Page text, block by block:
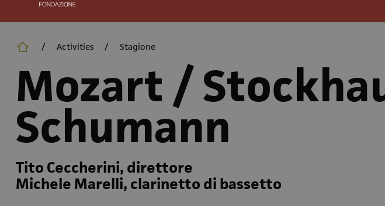
/ Activities / Stagione
Mozart /
Schumann
Tito Ceccherini, direttore
Michele Marelli, clarinetto di bassetto